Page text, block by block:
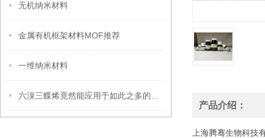
无机纳米材料
金属有机框架材料MOF推荐
一维纳米材料
产品介绍：
上海腾骞生物科技